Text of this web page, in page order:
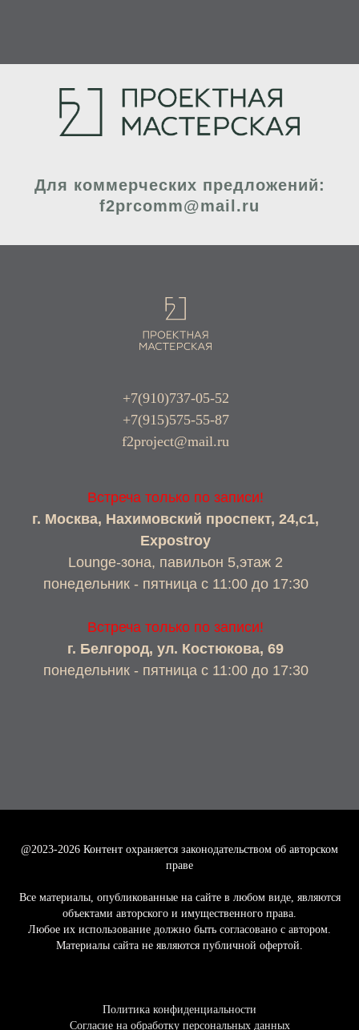
Для коммерческих предложений:
f2prcomm@mail.ru
+7(910)737-05-52
+7(915)575-55-87
f2project@mail.ru
Встреча только по записи!
г. Москва, Нахимовский проспект, 24,с1,
Expostroy
Lounge-зона, павильон 5,этаж 2
понедельник - пятница с 11:00 до 17:30
Встреча только по записи!
г. Белгород, ул. Костюкова, 69
понедельник - пятница с 11:00 до 17:30
@2023-2026 Контент охраняется законодательством об авторском
праве
Все материалы, опубликованные на сайте в любом виде, являются
объектами авторского и имущественного права.
Любое их использование должно быть согласовано с автором.
Материалы сайта не являются публичной офертой.
Политика конфиденциальности
Согласие на обработку персональных данных